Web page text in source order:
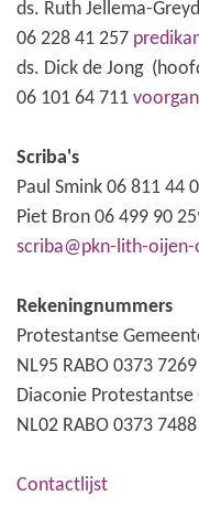
ds. Ruth Jellema-
06 228 41 257
ds. Dick de Jong
06 101 64 711
Scriba's
Paul Smink 06 811 44
Piet Bron 06 499 90
scriba@pkn-lith-oijen-
Rekeningnummers
Protestantse
NL95 RABO 0373
Diaconie
NL02 RABO 0373
Contactlijst